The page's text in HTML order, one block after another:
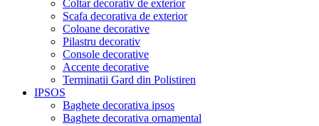
Coltar decorativ de exterior
Scafa decorativa de exterior
Coloane decorative
Pilastru decorativ
Console decorative
Accente decorative
Terminatii Gard din Polistiren
IPSOS
Baghete decorativa ipsos
Baghete decorativa ornamental